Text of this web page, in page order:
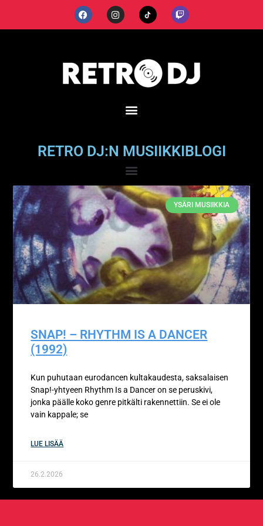
RETRO DJ:N MUSIIKKIBLOGI
YSÄRI MUSIIKKIA
SNAP! – RHYTHM IS A DANCER
(1992)
Kun puhutaan eurodancen kultakaudesta, saksalaisen
Snap!-yhtyeen Rhythm Is a Dancer on se peruskivi,
jonka päälle koko genre pitkälti rakennettiin. Se ei ole
vain kappale; se
LUE LISÄÄ
26.2.2026